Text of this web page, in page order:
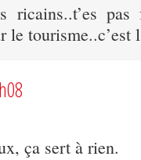
ricains..t’es pas
le tourisme..c’est
ça sert à rien.